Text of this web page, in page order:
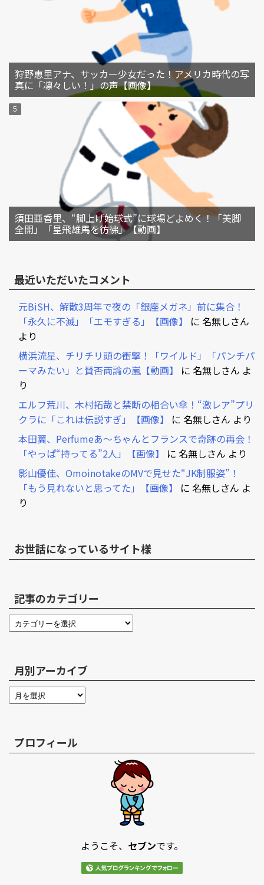
狩野恵里アナ、サッカー少女だった！アメリカ時代の写
真に「凛々しい！」の声【画像】
須田亜香里、“脚上げ始球式”に球場どよめく！「美脚
全開」「星飛雄馬を彷彿」【動画】
最近いただいたコメント
元BiSH、解散3周年で夜の「銀座メガネ」前に集合！
「永久に不滅」「エモすぎる」【画像】
に 名無しさん
より
横浜流星、チリチリ頭の衝撃！「ワイルド」「パンチパ
ーマみたい」と賛否両論の嵐【動画】
に 名無しさん よ
り
エルフ荒川、木村拓哉と禁断の相合い傘！“激レア”プリ
クラに「これは伝説すぎ」【画像】
に 名無しさん より
本田翼、Perfumeあ～ちゃんとフランスで奇跡の再会！
「やっぱ“持ってる”2人」【画像】
に 名無しさん より
影山優佳、OmoinotakeのMVで見せた“JK制服姿”！
「もう見れないと思ってた」【画像】
に 名無しさん よ
り
お世話になっているサイト様
記事のカテゴリー
月別アーカイブ
プロフィール
ようこそ、 セブンです。